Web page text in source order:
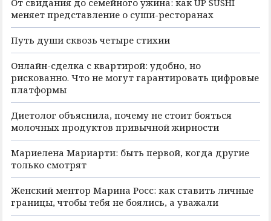
От свидания до семейного ужина: как UP SUSHI
меняет представление о суши-ресторанах
Путь души сквозь четыре стихии
Онлайн-сделка с квартирой: удобно, но
рискованно. Что не могут гарантировать цифровые
платформы
Диетолог объяснила, почему не стоит бояться
молочных продуктов привычной жирности
Мариелена Мариарти: быть первой, когда другие
только смотрят
Женский ментор Марина Росс: как ставить личные
границы, чтобы тебя не боялись, а уважали